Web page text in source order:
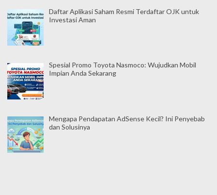
Daftar Aplikasi Saham Resmi Terdaftar OJK untuk
Investasi Aman
Spesial Promo Toyota Nasmoco: Wujudkan Mobil
Impian Anda Sekarang
Mengapa Pendapatan AdSense Kecil? Ini Penyebab
dan Solusinya